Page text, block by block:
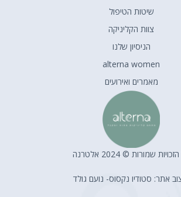
שיטות הטיפול
צוות הקליניקה
הניסיון שלנו
alterna women
מאמרים ואירועים
שמורות © 2024 אלטרנה
אתר: סטודיו נקסוס- נועם גולד